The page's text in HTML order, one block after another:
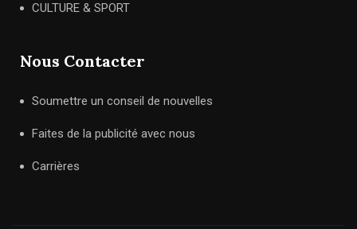
CULTURE & SPORT
Nous Contacter
Soumettre un conseil de nouvelles
Faites de la publicité avec nous
Carrières